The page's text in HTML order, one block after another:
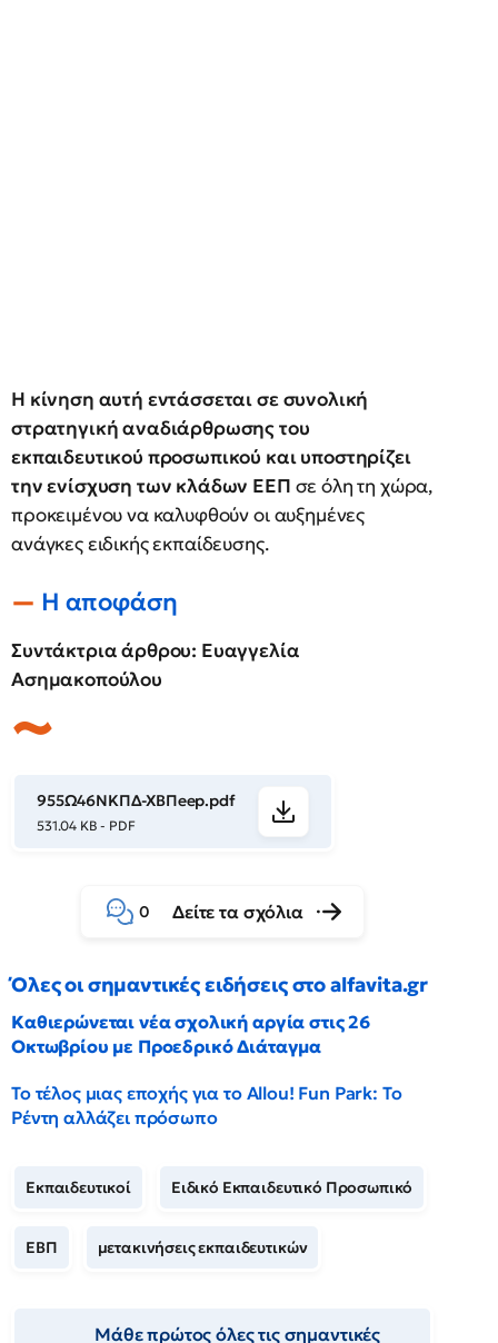
Η κίνηση αυτή εντάσσεται σε συνολική
στρατηγική αναδιάρθρωσης του
εκπαιδευτικού προσωπικού και υποστηρίζει
την ενίσχυση των κλάδων ΕΕΠ σε όλη τη χώρα,
προκειμένου να καλυφθούν οι αυξημένες
ανάγκες ειδικής εκπαίδευσης.
H αποφάση
Συντάκτρια άρθρου: Ευαγγελία
Ασημακοπούλου
955Ω46ΝΚΠΔ-ΧΒΠeep.pdf
531.04 KB - PDF
0 Δείτε τα σχόλια
Όλες οι σημαντικές ειδήσεις στο alfavita.gr
Καθιερώνεται νέα σχολική αργία στις 26
Οκτωβρίου με Προεδρικό Διάταγμα
Το τέλος μιας εποχής για το Allou! Fun Park: Το
Ρέντη αλλάζει πρόσωπο
Εκπαιδευτικοί Ειδικό Εκπαιδευτικό Προσωπικό
ΕΒΠ μετακινήσεις εκπαιδευτικών
Μάθε πρώτος όλες τις σημαντικές